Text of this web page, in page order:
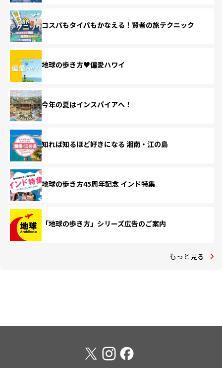
コスパもタイパもかなえる！賢者の旅テクニック
地球の歩き方♥偏愛ハワイ
今年の夏はインスパイアへ！
知れば知るほど好きになる 湘南・江の島
地球の歩き方45周年記念 インド特集
「地球の歩き方」シリーズ広告のご案内
もっと見る